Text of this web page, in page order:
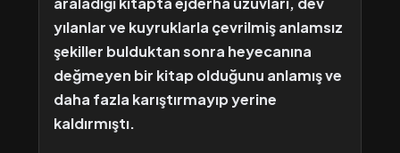
yılanlar ve kuyruklarla çevrilmiş anlamsız
şekiller bulduktan sonra heyecanına
değmeyen bir kitap olduğunu anlamış ve
daha fazla karıştırmayıp yerine
kaldırmıştı.